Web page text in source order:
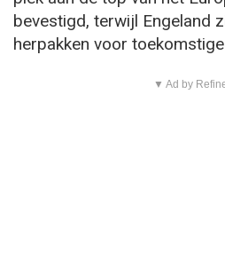
bevestigd, terwijl Engeland
herpakken voor
▼ Ad by